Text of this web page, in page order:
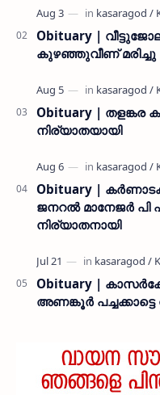
നൽകി കാസ…
Obituary |
കുഴഞ്ഞുവീണ് മരിച്ചു
Obituary |
നിര്യാതയായി
Obituary |
ജനറൽ മാനേജർ പി
നിര്യാതനായി
Obituary |
അണങ്കൂർ